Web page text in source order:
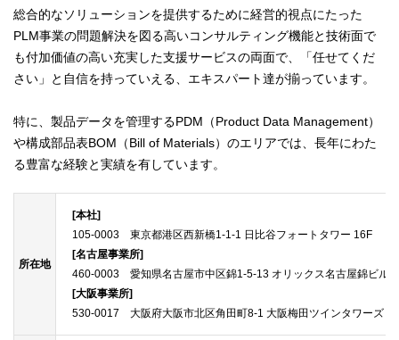
総合的なソリューションを提供するために経営的視点にたった
PLM事業の問題解決を図る高いコンサルティング機能と技術面で
も付加価値の高い充実した支援サービスの両面で、「任せてくだ
さい」と自信を持っていえる、エキスパート達が揃っています。
特に、製品データを管理するPDM（Product Data Management）
や構成部品表BOM（Bill of Materials）のエリアでは、長年にわた
る豊富な経験と実績を有しています。
所在地
[本社]
105-0003 東京都港区西新橋1-1-1 日比谷フォートタワー 16F
[名古屋事業所]
460-0003 愛知県名古屋市中区錦1-5-13 オリックス名古屋錦ビル
[大阪事業所]
530-0017 大阪府大阪市北区角田町8-1 大阪梅田ツインタワーズ・